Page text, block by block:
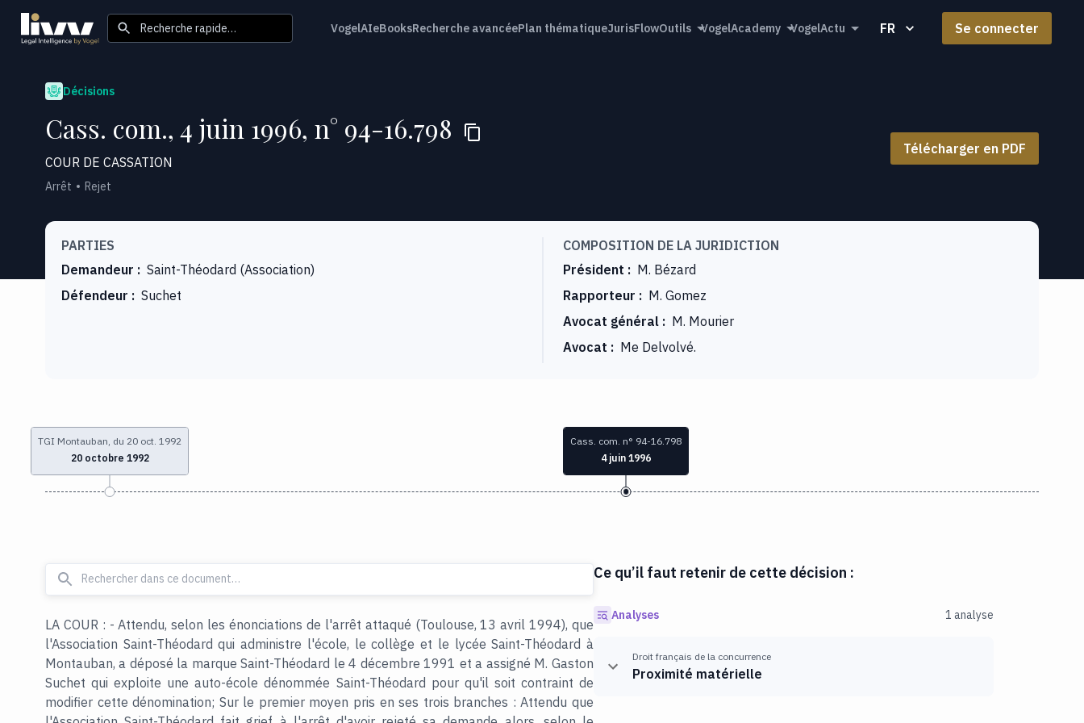
Recherche rapide… VogelAIeBooksRecherche avancéePlan thématiqueJurisFlowOutils VogelAcademy VogelActu FR Se connecter
Décisions
Cass. com., 4 juin 1996, n° 94-16.798
COUR DE CASSATION
Télécharger en PDF
Arrêt Rejet
PARTIES
Demandeur : Saint-Théodard (Association)
Défendeur : Suchet
COMPOSITION DE LA JURIDICTION
Président : M. Bézard
Rapporteur : M. Gomez
Avocat général : M. Mourier
Avocat : Me Delvolvé.
TGI Montauban, du 20 oct. 1992
20 octobre 1992
Cass. com. n° 94-16.798
4 juin 1996
LA COUR : - Attendu, selon les énonciations de l'arrêt attaqué (Toulouse, 13 avril 1994), que
l'Association Saint-Théodard qui administre l'école, le collège et le lycée Saint-Théodard à
Montauban, a déposé la marque Saint-Théodard le 4 décembre 1991 et a assigné M. Gaston
Suchet qui exploite une auto-école dénommée Saint-Théodard pour qu'il soit contraint de
modifier cette dénomination; Sur le premier moyen pris en ses trois branches : Attendu que
Ce qu’il faut retenir de cette décision :
Analyses 1 analyse
Droit français de la concurrence
Proximité matérielle